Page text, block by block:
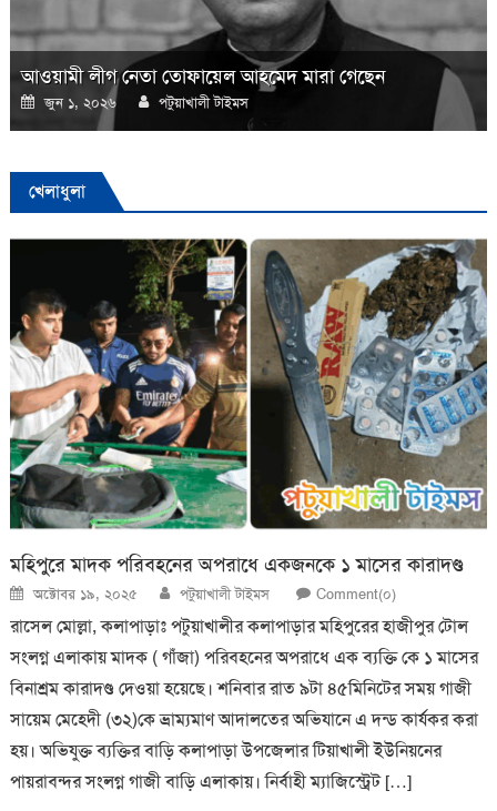
আওয়ামী লীগ নেতা তোফায়েল আহমেদ মারা গেছেন
Posted
on
জুন ১, ২০২৬ Author
পটুয়াখালী টাইমস
খেলাধুলা
মহিপুরে মাদক পরিবহনের অপরাধে একজনকে ১ মাসের কারাদণ্ড
Posted
on
অক্টোবর ১৯, ২০২৫ Author
পটুয়াখালী টাইমস Comment(০)
রাসেল মোল্লা, কলাপাড়াঃ পটুয়াখালীর কলাপাড়ার মহিপুরের হাজীপুর টোল
সংলগ্ন এলাকায় মাদক ( গাঁজা) পরিবহনের অপরাধে এক ব্যক্তি কে ১ মাসের
বিনাশ্রম কারাদণ্ড দেওয়া হয়েছে। শনিবার রাত ৯টা ৪৫মিনিটের সময় গাজী
সায়েম মেহেদী (৩২)কে ভ্রাম্যমাণ আদালতের অভিযানে এ দন্ড কার্যকর করা
হয়। অভিযুক্ত ব্যক্তির বাড়ি কলাপাড়া উপজেলার টিয়াখালী ইউনিয়নের
পায়রাবন্দর সংলগ্ন গাজী বাড়ি এলাকায়। নির্বাহী ম্যাজিস্ট্রেট […]